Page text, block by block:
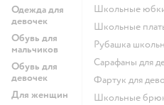
Одежда для
девочек
Обувь для
мальчиков
Обувь для
девочек
Для женщин
Школьные
Школьные
Рубашка
Сарафаны для
Фартук для
Школьные